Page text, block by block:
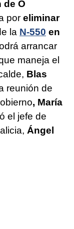
de O
por eliminar
la N-550 en
arrancar
maneja el
Blas
reunión de
, María
el jefe de
Ángel